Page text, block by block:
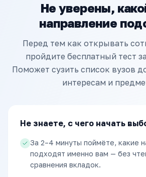
Не уверены,
направление
Перед тем как открывать
пройдите бесплатный тест
Поможет сузить список вузов
интересам и
Не знаете, с чего начать
За 2–4 минуты поймёте, какие
подходят именно вам — без
сравнения вкладок.